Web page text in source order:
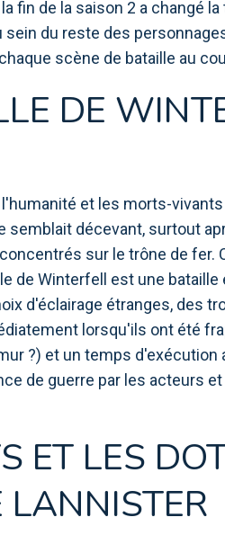
fin de la saison 2 a changé
sein du reste des
scène de bataille au
DE
et les morts-vivants
semblait décevant, surtout
sur le trône de fer.
de Winterfell est une
d'éclairage étranges, des
lorsqu'ils ont été
?) et un temps
de guerre par les acteurs
ET LES
LANNISTER